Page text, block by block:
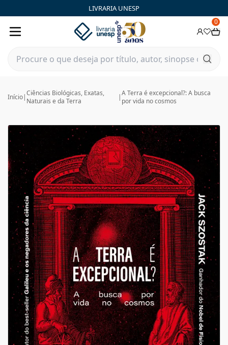
LIVRARIA UNESP
0
Início|Ciências Biológicas, Exatas,
Naturais e da Terra
|A Terra é excepcional?: A busca
por vida no cosmos